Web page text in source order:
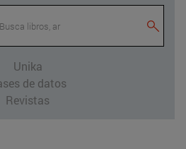
Busca libros, art
Unika
de datos
Revistas